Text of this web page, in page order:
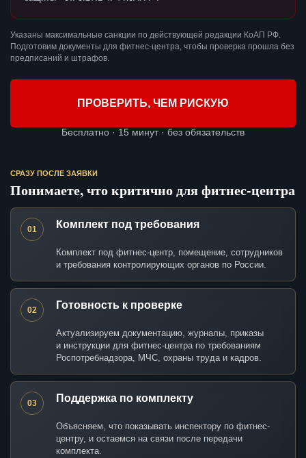
Указаны максимальные санкции по действующей редакции КоАП РФ.
Подготовим документы для фитнес-центра, чтобы проверка прошла без
предписаний и штрафов.
ПРОВЕРИТЬ, ЧЕМ РИСКУЮ
Бесплатно · 15 минут · без обязательств
СРАЗУ ПОСЛЕ ЗАЯВКИ
Понимаете, что критично для фитнес-центра
01 Комплект под требования
Комплект под фитнес-центр, помещение, сотрудников
и требования контролирующих органов по России.
02 Готовность к проверке
Актуализируем документацию, журналы, приказы
и инструкции для фитнес-центра по требованиям
Роспотребнадзора, МЧС, охраны труда и кадров.
03 Поддержка по комплекту
Объясняем, что показывать инспектору по фитнес-
центру, и остаемся на связи после передачи
комплекта.